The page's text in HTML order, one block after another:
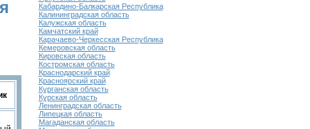
Кабардино-Балкарская Республика
Калининградская область
Калужская область
Камчатский край
Карачаево-Черкесская Республика
Кемеровская область
Кировская область
Костромская область
Краснодарский край
Красноярский край
Курганская область
Курская область
Ленинградская область
Липецкая область
Магаданская область